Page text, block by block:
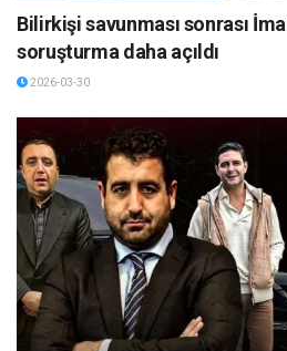
Bilirkişi savunması sonrası
soruşturma daha açıldı
2026-03-30